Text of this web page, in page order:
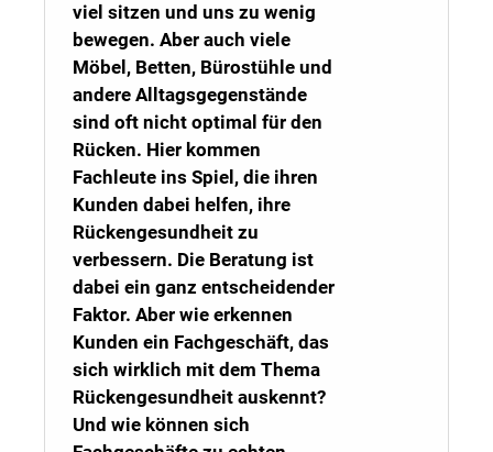
viel sitzen und uns zu wenig
bewegen. Aber auch viele
Möbel, Betten, Bürostühle und
andere Alltagsgegenstände
sind oft nicht optimal für den
Rücken. Hier kommen
Fachleute ins Spiel, die ihren
Kunden dabei helfen, ihre
Rückengesundheit zu
verbessern. Die Beratung ist
dabei ein ganz entscheidender
Faktor. Aber wie erkennen
Kunden ein Fachgeschäft, das
sich wirklich mit dem Thema
Rückengesundheit auskennt?
Und wie können sich